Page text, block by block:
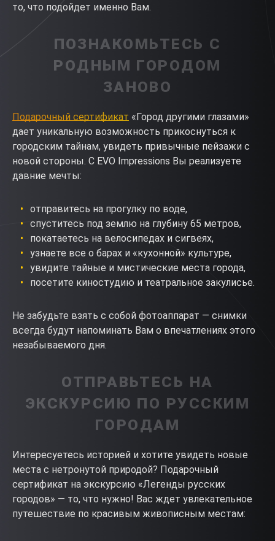
то, что подойдет именно Вам.
ПОЗНАКОМЬТЕСЬ С
РОДНЫМ ГОРОДОМ
ЗАНОВО
Подарочный сертификат «Город другими глазами»
дает уникальную возможность прикоснуться к
городским тайнам, увидеть привычные пейзажи с
новой стороны. С EVO Impressions Вы реализуете
давние мечты:
отправитесь на прогулку по воде,
спуститесь под землю на глубину 65 метров,
покатаетесь на велосипедах и сигвеях,
узнаете все о барах и «кухонной» культуре,
увидите тайные и мистические места города,
посетите киностудию и театральное закулисье.
Не забудьте взять с собой фотоаппарат — снимки
всегда будут напоминать Вам о впечатлениях этого
незабываемого дня.
ОТПРАВЬТЕСЬ НА
ЭКСКУРСИЮ ПО РУССКИМ
ГОРОДАМ
Интересуетесь историей и хотите увидеть новые
места с нетронутой природой? Подарочный
сертификат на экскурсию «Легенды русских
городов» — то, что нужно! Вас ждет увлекательное
путешествие по красивым живописным местам: